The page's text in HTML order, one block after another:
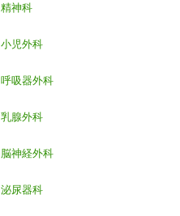
精神科
小児外科
呼吸器外科
乳腺外科
脳神経外科
泌尿器科